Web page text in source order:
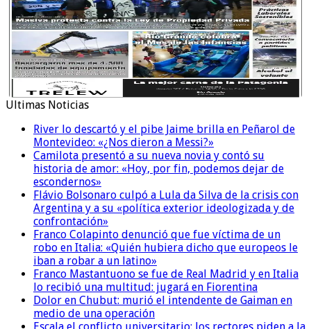
Ultimas Noticias
River lo descartó y el pibe Jaime brilla en Peñarol de
Montevideo: «¿Nos dieron a Messi?»
Camilota presentó a su nueva novia y contó su
historia de amor: «Hoy, por fin, podemos dejar de
escondernos»
Flávio Bolsonaro culpó a Lula da Silva de la crisis con
Argentina y a su «política exterior ideologizada y de
confrontación»
Franco Colapinto denunció que fue víctima de un
robo en Italia: «Quién hubiera dicho que europeos le
iban a robar a un latino»
Franco Mastantuono se fue de Real Madrid y en Italia
lo recibió una multitud: jugará en Fiorentina
Dolor en Chubut: murió el intendente de Gaiman en
medio de una operación